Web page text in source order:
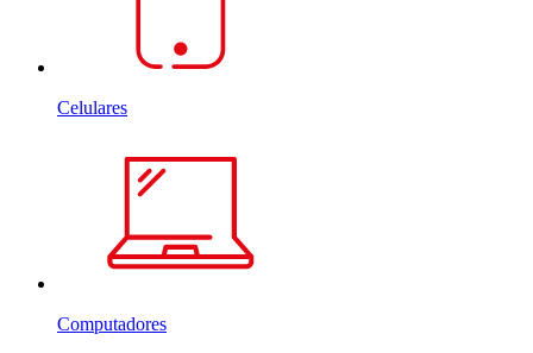
Celulares
Computadores